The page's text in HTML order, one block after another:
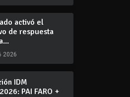
activó el
de respuesta
2026
IDM
PAI FARO +